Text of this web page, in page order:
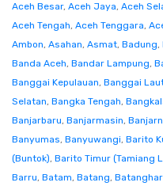
Aceh Besar, Aceh Jaya, Aceh
Aceh Tengah, Aceh Tenggara,
Ambon, Asahan, Asmat, Badung,
Banda Aceh, Bandar Lampung,
Banggai Kepulauan, Banggai
Selatan, Bangka Tengah,
Banjarbaru, Banjarmasin,
Banyumas, Banyuwangi, Barito
(Buntok), Barito Timur (Tamiang
Barru, Batam, Batang,